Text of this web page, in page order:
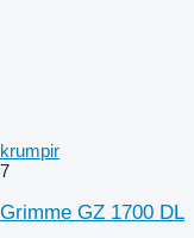
krumpir
7
Grimme GZ 1700 DL